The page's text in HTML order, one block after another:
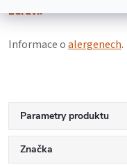
Zdraví!
Informace oalergenech.
Parametry produktu
Značka